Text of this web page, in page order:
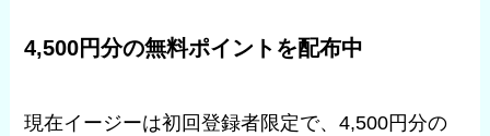
4,500円分の無料ポイントを配布中
現在イージーは初回登録者限定で、4,500円分の